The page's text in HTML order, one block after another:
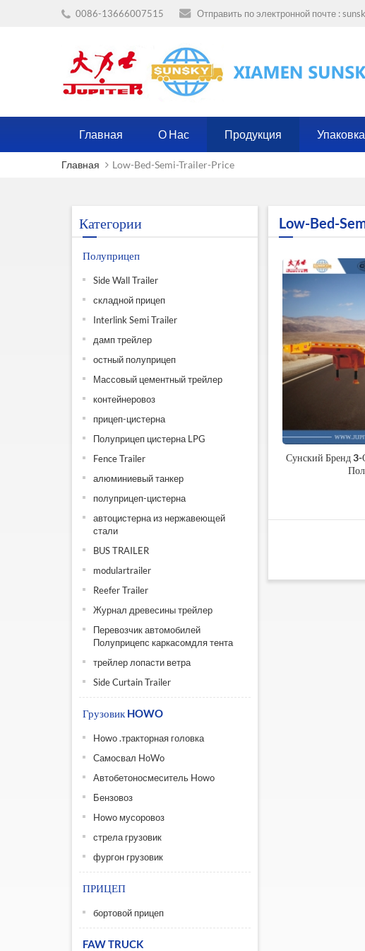
0086-13666007515 Отправить по электронной почте :
Главная О Нас Продукция
Главная Low-Bed-Semi-Trailer-Price
Категории
Полуприцеп
Side Wall Trailer
складной прицеп
Interlink Semi Trailer
дамп трейлер
остный полуприцеп
Массовый цементный трейлер
контейнеровоз
прицеп-цистерна
Полуприцеп цистерна LPG
Fence Trailer
алюминиевый танкер
полуприцеп-цистерна
автоцистерна из нержавеющей
стали
BUS TRAILER
modulartrailer
Reefer Trailer
Журнал древесины трейлер
Перевозчик автомобилей
Полуприцепс каркасомдля тента
трейлер лопасти ветра
Side Curtain Trailer
Грузовик HOWO
Howo .тракторная головка
Самосвал HoWo
Автобетоносмеситель Howo
Бензовоз
Howo мусоровоз
стрела грузовик
фургон грузовик
ПРИЦЕП
бортовой прицеп
FAW TRUCK
Low-Bed-
Сунский Бренд